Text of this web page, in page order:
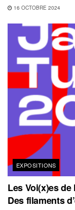
16 OCTOBRE 2024
EXPOSITIONS
Les Voi(x)es
Des filaments